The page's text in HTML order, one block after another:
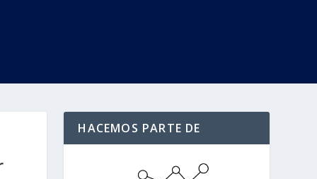
HACEMOS PARTE DE